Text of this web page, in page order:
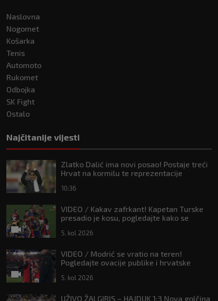
Naslovna
Nogomet
Košarka
Tenis
Automoto
Rukomet
Odbojka
SK Fight
Ostalo
Najčitanije vijesti
Zlatko Dalić ima novi posao! Postaje treći
Hrvat na kormilu te reprezentacije
10:36
VIDEO / Kakav zafrkant! Kapetan Turske
presadio je kosu, pogledajte kako se
5. kol 2026
VIDEO / Modrić se vratio na teren!
Pogledajte ovacije publike i hrvatske
5. kol 2026
UŽIVO ŽALGIRIS – HAJDUK 1:3 Nova golčina